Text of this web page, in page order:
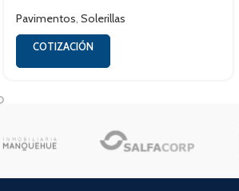
Pavimentos Solerillas
COTIZACIÓN